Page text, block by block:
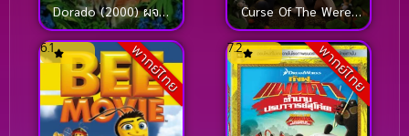
Dorado (2000) ผจญ
ภัยแดนมหัศจรรย์
Curse Of The Were-
Rabbit (2005) วอลเลซ
แอนด์กรอมมิท กู้วิกฤต
ป่วน สวนผักชุลมุน
พากย์ไทย
6.1 พากย์ไทย
7.2